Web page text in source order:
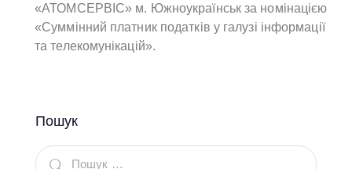
«АТОМСЕРВІС» м. Южноукраїнськ за номінацією
«Суммінний платник податків у галузі інформації
та телекомунікацій».
Пошук